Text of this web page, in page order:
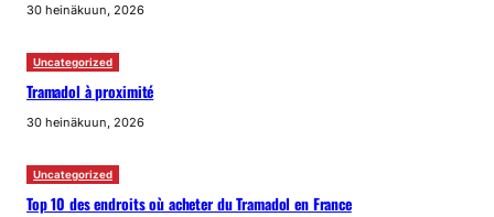
30 heinäkuun, 2026
Uncategorized
Tramadol à proximité
30 heinäkuun, 2026
Uncategorized
Top 10 des endroits où acheter du Tramadol en France